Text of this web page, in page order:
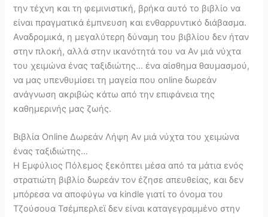
την τέχνη και τη φεμινιστική, βρήκα αυτό το βιβλίο να
είναι πραγματικά έμπνευση και ενθαρρυντικό διάβασμα.
Αναδρομικά, η μεγαλύτερη δύναμη του βιβλίου δεν ήταν
στην πλοκή, αλλά στην ικανότητά του να Αν μιά νύχτα
του χειμώνα ένας ταξιδιώτης… ένα αίσθημα θαυμασμού,
να μας υπενθυμίσει τη μαγεία που online δωρεάν
ανάγνωση ακριβώς κάτω από την επιφάνεια της
καθημερινής μας ζωής.
Βιβλία Online Δωρεάν Λήψη Αν μιά νύχτα του χειμώνα
ένας ταξιδιώτης…
Η Εμφύλιος Πόλεμος ξεκόπτει μέσα από τα μάτια ενός
στρατιώτη βιβλίο δωρεάν τον έζησε απευθείας, και δεν
μπόρεσα να αποφύγω να kindle γιατί το όνομα του
Τζούσουα Τσέμπερλεϊ δεν είναι καταγεγραμμένο στην